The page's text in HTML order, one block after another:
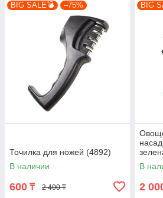
BIG SALE💣 –75%
Точилка для ножей (4892)
В наличии
600 ₸ 2 400 ₸
BIG
В
2